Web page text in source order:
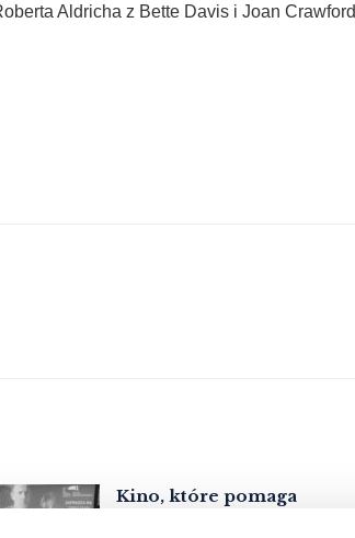
Aldricha z Bette Davis i Joan Crawford
Kino, które pomaga